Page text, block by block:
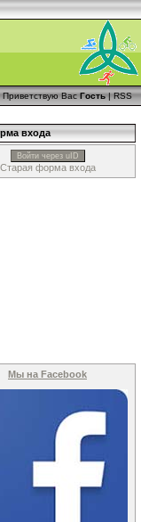
Приветствую Вас Гость|RSS
входа
Войти через uID
Старая форма входа
Мы на Facebook